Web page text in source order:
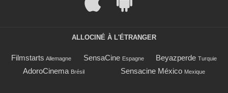
ALLOCINÉ À L'ÉTRANGER
Filmstarts Allemagne SensaCine Espagne Beyazperde Turquie
AdoroCinema Brésil Sensacine México Mexique